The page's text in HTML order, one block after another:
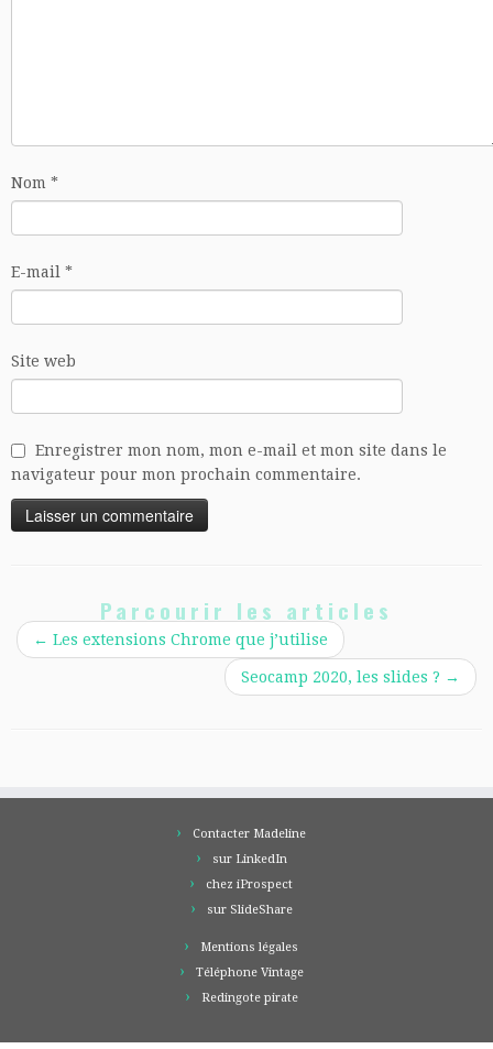
Nom *
E-mail *
Site web
Enregistrer mon nom, mon e-mail et mon site dans le
navigateur pour mon prochain commentaire.
Parcourir les articles
← Les extensions Chrome que j’utilise
Seocamp 2020, les slides ? →
Contacter Madeline
sur LinkedIn
chez iProspect
sur SlideShare
Mentions légales
Téléphone Vintage
Redingote pirate